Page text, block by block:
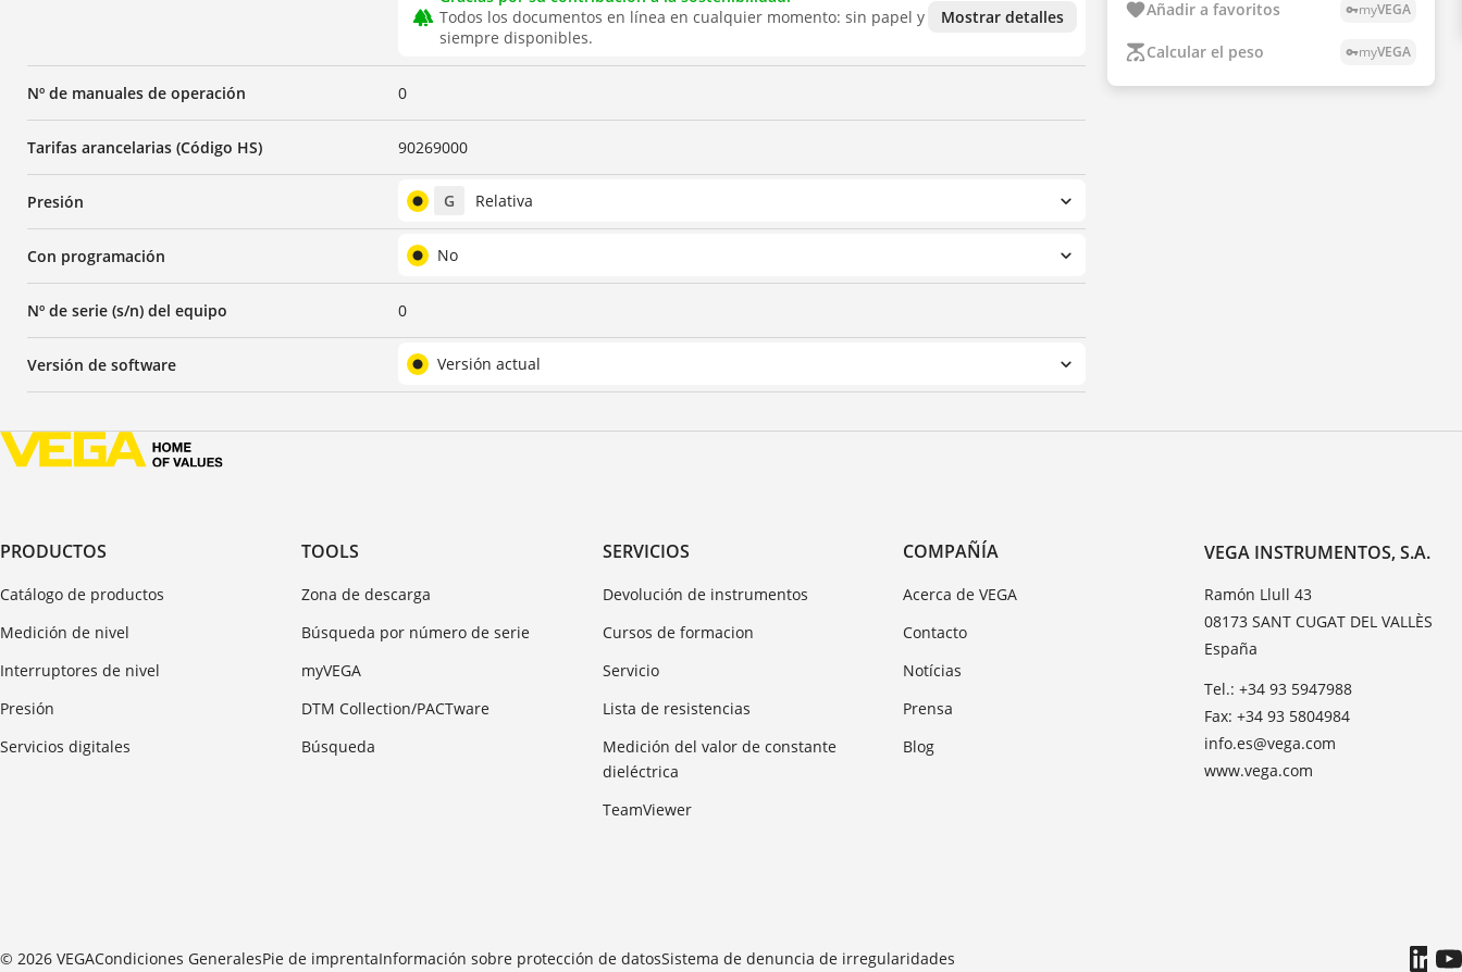
forest Todos los documentos en línea en cualquier momento: sin papel y
siempre disponibles.
Mostrar detalles
Nº de manuales de operación 0
Tarifas arancelarias (Código HS) 90269000
Presión G Relativa
Con programación No
Nº de serie (s/n) del equipo 0
Versión de software Versión actual
Añadir a favoritos vpn_keymyVEGA
Calcular el peso vpn_keymyVEGA
PRODUCTOS
Catálogo de productos
Medición de nivel
Interruptores de nivel
Presión
Servicios digitales
TOOLS
Zona de descarga
Búsqueda por número de serie
myVEGA
DTM Collection/PACTware
Búsqueda
SERVICIOS
Devolución de instrumentos
Cursos de formacion
Servicio
Lista de resistencias
Medición del valor de constante
dieléctrica
TeamViewer
COMPAÑÍA
Acerca de VEGA
Contacto
Notícias
Prensa
Blog
VEGA INSTRUMENTOS, S.A.
Ramón Llull 43
08173 SANT CUGAT DEL VALLÈS
España
Tel.: +34 93 5947988
Fax: +34 93 5804984
info.es@vega.com
www.vega.com
© 2026 VEGACondiciones GeneralesPie de imprentaInformación sobre protección de datosSistema de denuncia de irregularidades